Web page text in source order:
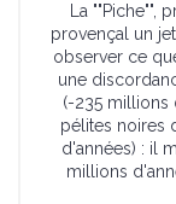
La ""Piche"",
provençal un
observer ce
une
(-235 millions
pélites noires
d'années) : il
millions